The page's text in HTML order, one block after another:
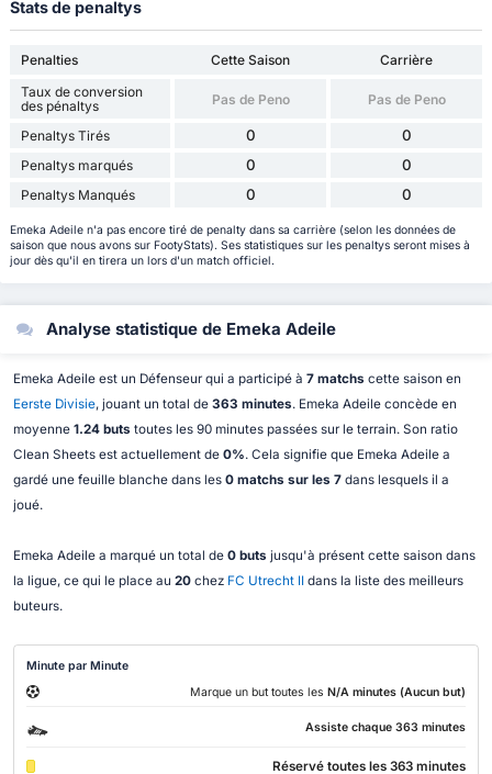
Stats de penaltys
Penalties Cette Saison
Carrière
Taux de conversion
des pénaltys
Pas de Peno Pas de Peno
Penaltys Tirés 0 0
Penaltys marqués 0 0
Penaltys Manqués 0 0
Emeka Adeile n'a pas encore tiré de penalty dans sa carrière (selon les données de
saison que nous avons sur FootyStats). Ses statistiques sur les penaltys seront mises à
jour dès qu'il en tirera un lors d'un match officiel.
Analyse statistique de Emeka Adeile
Emeka Adeile est un Défenseur qui a participé à 7 matchs cette saison en
Eerste Divisie, jouant un total de 363 minutes. Emeka Adeile concède en
moyenne 1.24 buts toutes les 90 minutes passées sur le terrain. Son ratio
Clean Sheets est actuellement de 0%. Cela signifie que Emeka Adeile a
gardé une feuille blanche dans les 0 matchs sur les 7dans lesquels il a
joué.
Emeka Adeile a marqué un total de 0 buts jusqu'à présent cette saison dans
la ligue, ce qui le place au 20chez FC Utrecht IIdans la liste des meilleurs
buteurs.
Minute par Minute
Marque un but toutes les N/A minutes (Aucun but)
Assiste chaque 363 minutes
Réservé toutes les 363 minutes